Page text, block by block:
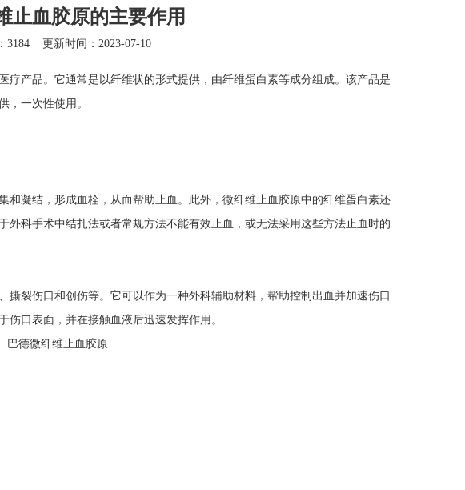
止血胶原的主要作用
3184 更新时间：2023-07-10
疗产品。它通常是以纤维状的形式提供，由纤维蛋白素等成分组成。该产品是
，一次性使用。
结，形成血栓，从而帮助止血。此外，微纤维止血胶原中的纤维蛋白素还
外科手术中结扎法或者常规方法不能有效止血，或无法采用这些方法止血时的
伤口和创伤等。它可以作为一种外科辅助材料，帮助控制出血并加速伤口
口表面，并在接触血液后迅速发挥作用。